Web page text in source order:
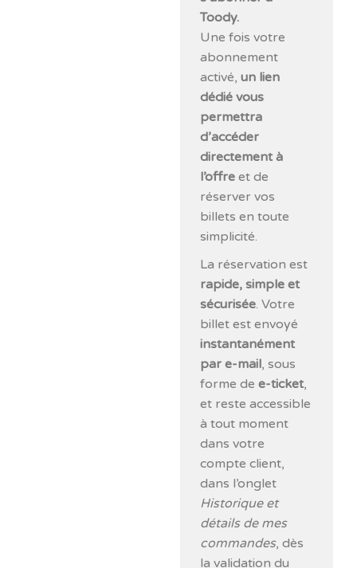
Toody.
Une fois votre
abonnement
activé,un lien
dédié vous
permettra
d’accéder
directement à
l’offre et de
réserver vos
billets en toute
simplicité.
La réservation est
rapide, simple et
sécurisée. Votre
billet est envoyé
instantanément
par e-mail, sous
forme dee-ticket,
et reste accessible
à tout moment
dans votre
compte client,
dans l’onglet
Historique et
détails de mes
commandes, dès
la validation du